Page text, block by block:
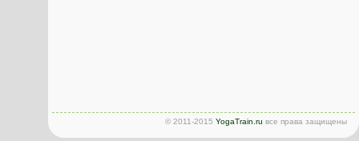
© 2011-2015 YogaTrain.ru все права защищены